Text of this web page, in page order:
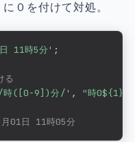
０を付けて対処。
11時5分' ;
る
([0-9])分/' , "時0${1}
01日 11時05分